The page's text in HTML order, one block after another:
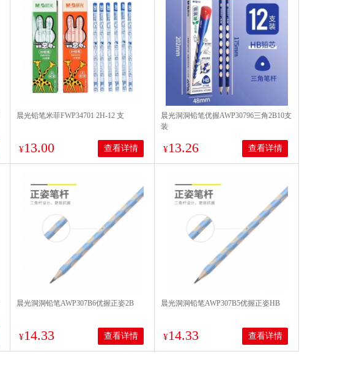
晨光铅笔米菲FWP34701 2H-12 支
¥13.00 查看详情
晨光洞洞铅笔优握AWP30796三角2B10支
装
¥13.26 查看详情
晨光洞洞铅笔AWP307B6优握正姿2B
¥14.33 查看详情
晨光洞洞铅笔AWP307B5优握正姿HB
¥14.33 查看详情